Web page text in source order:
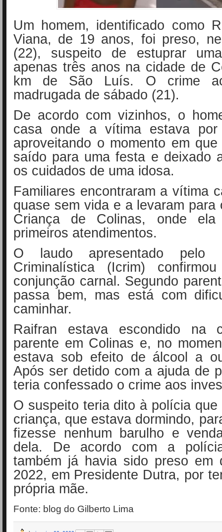
Um homem, identificado como
Viana, de 19 anos, foi preso,
(22), suspeito de estuprar
apenas três anos na cidade de
km de São Luís. O crime
madrugada de sábado (21).
De acordo com vizinhos, o
casa onde a vítima estava por
aproveitando o momento em
saído para uma festa e deixado
os cuidados de uma idosa.
Familiares encontraram a vítima
quase sem vida e a levaram para
Criança de Colinas, onde
primeiros atendimentos.
O laudo apresentado pelo
Criminalística (Icrim)
conjunção carnal. Segundo
passa bem, mas está com
caminhar.
Raifran estava escondido na
parente em Colinas e, no
estava sob efeito de álcool a
Após ser detido com a ajuda de
teria confessado o crime aos
O suspeito teria dito à polícia que
criança, que estava dormindo,
fizesse nenhum barulho e
dela. De acordo com a
também já havia sido preso em
2022, em Presidente Dutra, por
própria mãe.
Fonte: blog do Gilberto Lima